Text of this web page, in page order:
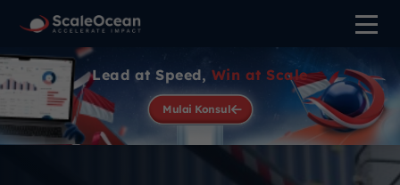
Lead at Speed, Win at Scale
Mulai Konsul